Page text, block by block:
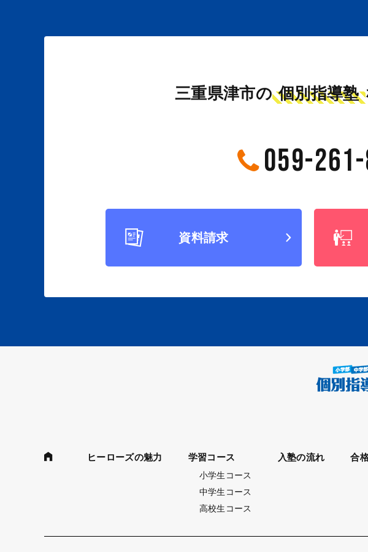
三重県津市の 個別指導塾
059-
資料請求
ヒーローズの魅力 学習コース
小学生コース
中学生コース
高校生コース
入塾の流れ 合